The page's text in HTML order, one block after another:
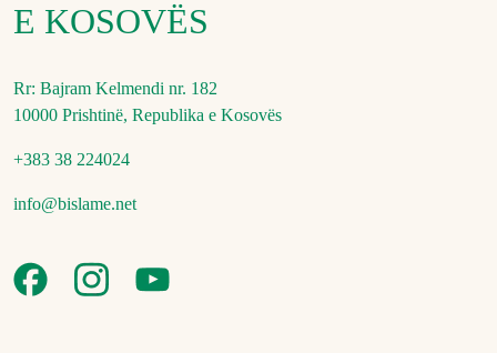
E KOSOVËS
Rr: Bajram Kelmendi nr. 182
10000 Prishtinë, Republika e Kosovës
+383 38 224024
info@bislame.net